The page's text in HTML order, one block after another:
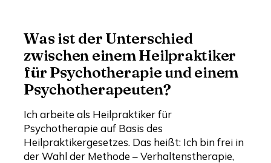
Was ist der Unterschied
zwischen einem Heilpraktiker
für Psychotherapie und einem
Psychotherapeuten?
Ich arbeite als Heilpraktiker für
Psychotherapie auf Basis des
Heilpraktikergesetzes. Das heißt: Ich bin frei in
der Wahl der Methode – Verhaltenstherapie,